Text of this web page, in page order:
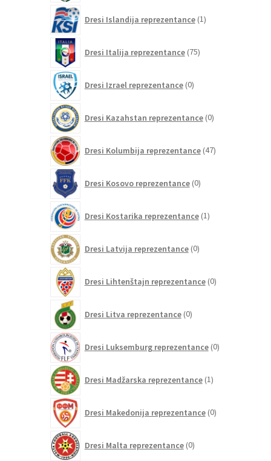
Dresi Islandija reprezentance 1izdelek
Dresi Italija reprezentance 75izdelkov
Dresi Izrael reprezentance 0izdelkov
Dresi Kazahstan reprezentance 0izdelkov
Dresi Kolumbija reprezentance 47izdelkov
Dresi Kosovo reprezentance 0izdelkov
Dresi Kostarika reprezentance 1izdelek
Dresi Latvija reprezentance 0izdelkov
Dresi Lihtenštajn reprezentance 0izdelkov
Dresi Litva reprezentance 0izdelkov
Dresi Luksemburg reprezentance 0izdelkov
Dresi Madžarska reprezentance 1izdelek
Dresi Makedonija reprezentance 0izdelkov
Dresi Malta reprezentance 0izdelkov